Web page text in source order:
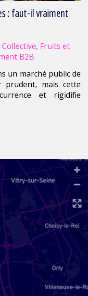
: faut-il vraiment
, Fruits et
B2B
un marché public de
mais cette
et rigidifie